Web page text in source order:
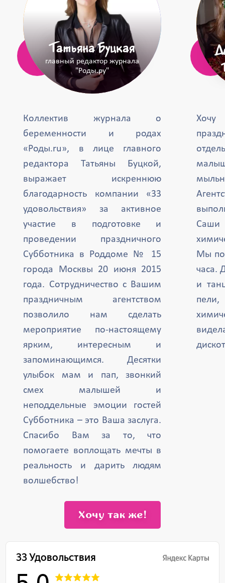
Татьяна Буцкая
главный редактор журнала
"Роды.ру"
Коллектив журнала о
беременности и родах
«Роды.ru», в лице главного
редактора Татьяны Буцкой,
выражает искреннюю
благодарность компании «33
удовольствия» за активное
участие в подготовке и
проведении праздничного
Субботника в Роддоме № 15
города Москвы 20 июня 2015
года. Сотрудничество с Вашим
праздничным агентством
позволило нам сделать
мероприятие по-настоящему
ярким, интересным и
запоминающимся. Десятки
улыбок мам и пап, звонкий
смех малышей и
неподдельные эмоции гостей
Субботника – это Ваша заслуга.
Спасибо Вам за то, что
помогаете воплощать мечты в
реальность и дарить людям
волшебство!
Саши
Мы
часа.
и
Хочу так же!